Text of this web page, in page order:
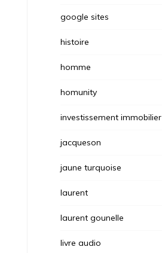
google sites
histoire
homme
homunity
investissement immobilier
jacqueson
jaune turquoise
laurent
laurent gounelle
livre audio